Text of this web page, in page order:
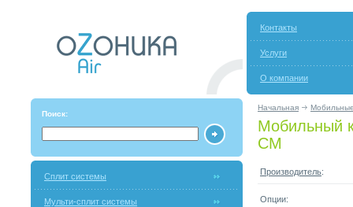
Контакты
Услуги
О компании
Поиск:
Начальная
Мобильный
CM
Сплит системы
Мульти-сплит системы
Производитель:
Опции: